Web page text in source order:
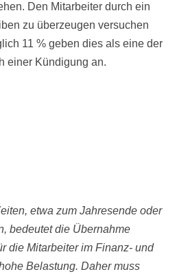
Den Mitarbeiter durch ein
zu überzeugen versuchen
11 % geben dies als eine der
einer Kündigung an.
etwa zum Jahresende oder
bedeutet die Übernahme
die Mitarbeiter im Finanz- und
Belastung. Daher muss